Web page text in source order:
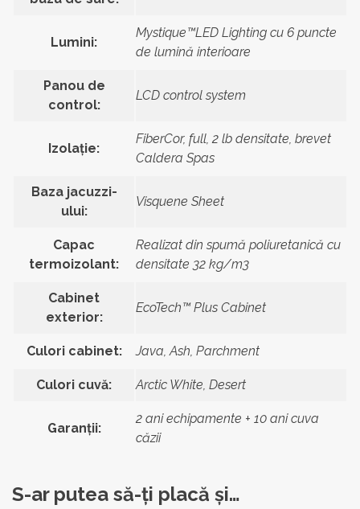
Lumini:
Mystique™LED Lighting cu 6 puncte
de lumină interioare
Panou de
control:
LCD control system
Izolație:
FiberCor, full, 2 lb densitate, brevet
Caldera Spas
Baza jacuzzi-
ului:
Visquene Sheet
Capac
termoizolant:
Realizat din spumă poliuretanică cu
densitate 32 kg/m3
Cabinet
exterior:
EcoTech™ Plus Cabinet
Culori cabinet: Java, Ash, Parchment
Culori cuvă: Arctic White, Desert
Garanții:
2 ani echipamente + 10 ani cuva
căzii
S-ar putea să-ți placă și…